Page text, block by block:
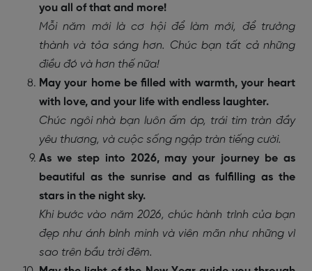
you all of that and more!
Mỗi năm mới là cơ hội để làm mới, để trưởng
thành và tỏa sáng hơn. Chúc bạn tất cả những
điều đó và hơn thế nữa!
May your home be filled with warmth, your heart
with love, and your life with endless laughter.
Chúc ngôi nhà bạn luôn ấm áp, trái tim tràn đầy
yêu thương, và cuộc sống ngập tràn tiếng cười.
As we step into 2026, may your journey be as
beautiful as the sunrise and as fulfilling as the
stars in the night sky.
Khi bước vào năm 2026, chúc hành trình của bạn
đẹp như ánh bình minh và viên mãn như những vì
sao trên bầu trời đêm.